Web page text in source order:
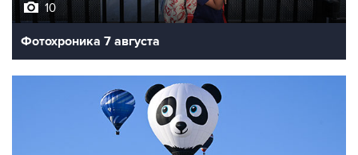
10
Фотохроника 7 августа